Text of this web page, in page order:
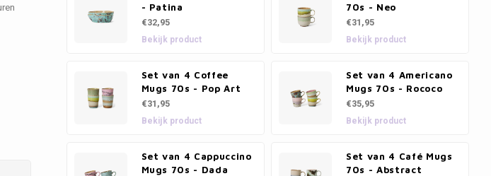
- Patina
€32,95
Bekijk product
70s - Neo
€31,95
Bekijk product
Set van 4 Coffee
Mugs 70s - Pop Art
€31,95
Bekijk product
Set van 4 Americano
Mugs 70s - Rococo
€35,95
Bekijk product
Set van 4 Cappuccino
Mugs 70s - Dada
Set van 4 Café Mugs
70s - Abstract